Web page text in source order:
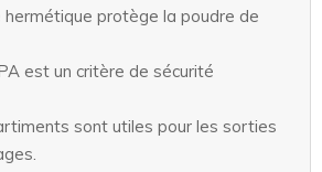
hermétique protège la poudre de
est un critère de sécurité
sont utiles pour les sorties